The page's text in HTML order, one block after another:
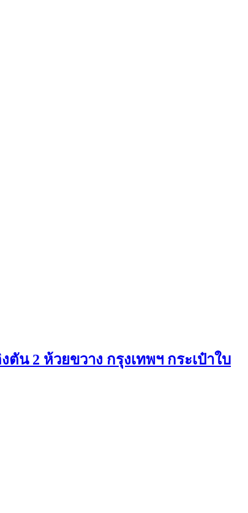
น 2 ห้วยขวาง กรุงเทพฯ กระเป๋าใบ